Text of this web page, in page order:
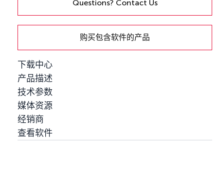
Questions? Contact Us
购买包含软件的产品
下载中心
产品描述
技术参数
媒体资源
经销商
查看软件